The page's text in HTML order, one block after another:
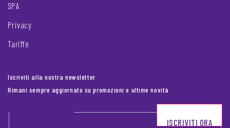
SPA
Privacy
Tariffe
Iscriviti alla nostra newsletter
Rimani sempre aggiornato su promozioni e ultime novità
Footer newsletter
ISCRIVITI ORA